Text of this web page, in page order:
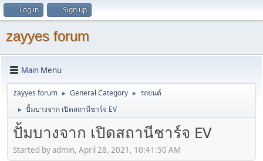
Log in Sign up
zayyes forum
Main Menu
zayyes forum ► General Category ► รถยนต์
► ปั้มบางจาก เปิดสถานีชาร์จ EV
ปั้มบางจาก เปิดสถานีชาร์จ EV
Started by admin, April 28, 2021, 10:41:50 AM